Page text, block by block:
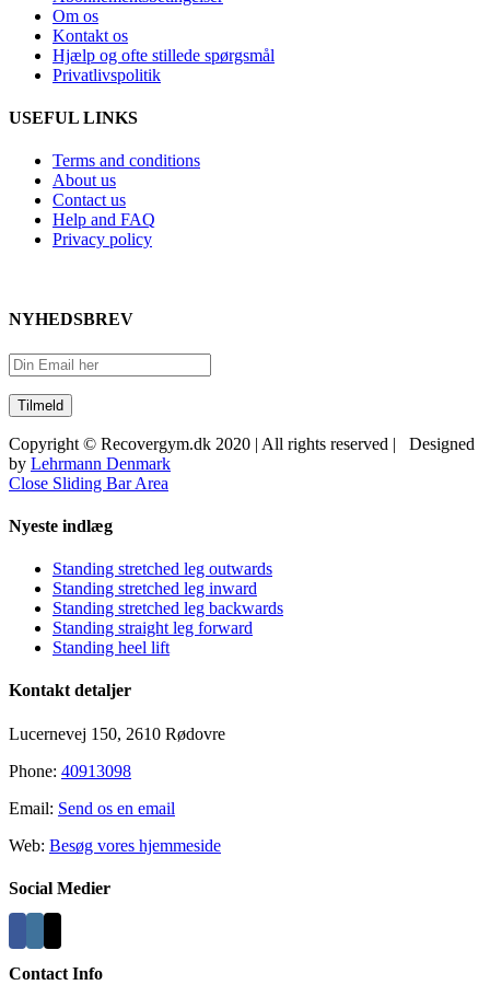
Om os
Kontakt os
Hjælp og ofte stillede spørgsmål
Privatlivspolitik
USEFUL LINKS
Terms and conditions
About us
Contact us
Help and FAQ
Privacy policy
NYHEDSBREV
Copyright © Recovergym.dk 2020 | All rights reserved | Designed
by Lehrmann Denmark
Close Sliding Bar Area
Nyeste indlæg
Standing stretched leg outwards
Standing stretched leg inward
Standing stretched leg backwards
Standing straight leg forward
Standing heel lift
Kontakt detaljer
Lucernevej 150, 2610 Rødovre
Phone: 40913098
Email: Send os en email
Web: Besøg vores hjemmeside
Social Medier
Contact Info